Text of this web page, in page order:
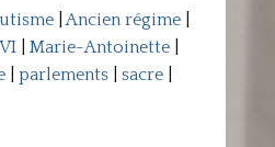
|Ancien régime|
| Marie-Antoinette|
| parlements| sacre|